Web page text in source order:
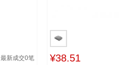
最新成交0笔 ¥38.51